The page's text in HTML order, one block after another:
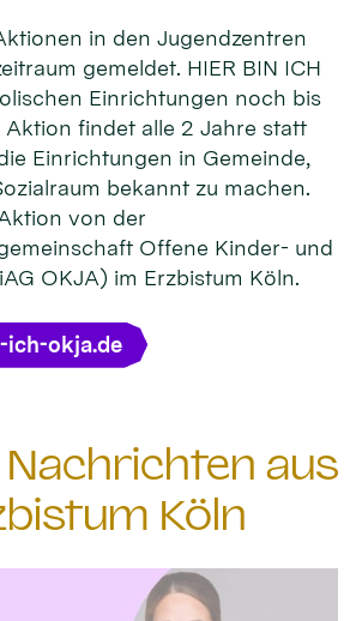
in den Jugendzentren
gemeldet. HIER BIN ICH
Einrichtungen noch bis
Aktion findet alle 2 Jahre statt
Einrichtungen in Gemeinde,
bekannt zu machen.
von der
Offene Kinder- und
OKJA) im Erzbistum Köln.
ich-okja.de
aus
Köln